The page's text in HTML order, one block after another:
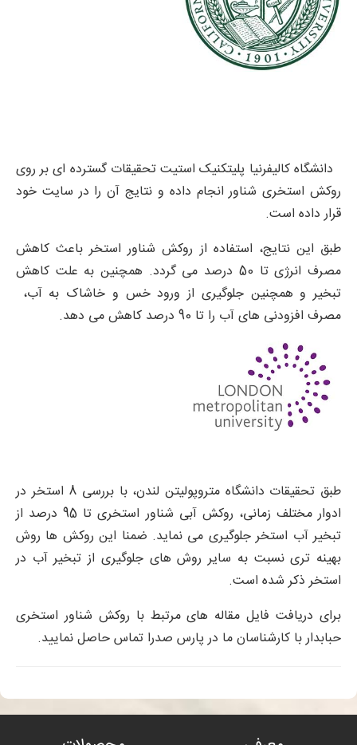
دانشگاه کالیفرنیا پلیتکنیک استیت تحقیقات گسترده ای بر روی
روکش استخری شناور انجام داده و نتایج آن را در سایت خود
قرار داده است.
طبق این نتایج، استفاده از روکش شناور استخر باعث کاهش
مصرف انرژی تا 50 درصد می گردد. همچنین به علت کاهش
تبخیر و همچنین جلوگیری از ورود خس و خاشاک به آب،
مصرف افزودنی های آب را تا 90 درصد کاهش می دهد.
طبق تحقیقات دانشگاه متروپولیتن لندن، با بررسی 8 استخر در
ادوار مختلف زمانی، روکش آبی شناور استخری تا 95 درصد از
تبخیر آب استخر جلوگیری می نماید. ضمنا این روکش ها روش
بهینه تری نسبت به سایر روش های جلوگیری از تبخیر آب در
استخر ذکر شده است.
برای دریافت فایل مقاله های مرتبط با روکش شناور استخری
حبابدار با کارشناسان ما در پارس صدرا تماس حاصل نمایید.